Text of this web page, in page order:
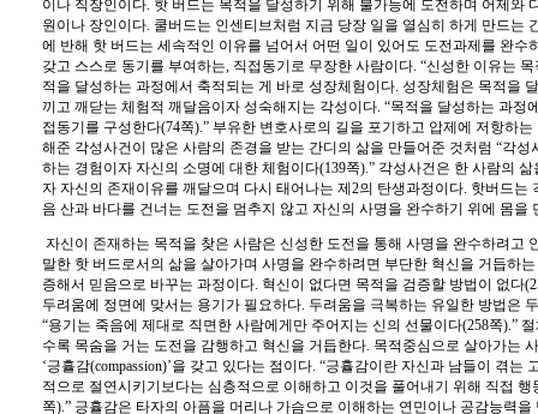
이나 직장인이다. 핫 버드는 목적을 달성하기 위해 불가능에 도전하며 어제와
원이나 장인이다. 쿨버드는 인센티브처럼 지금 당장 일을 열심히 하게 만드는
에 반해 핫 버드는 세속적인 이유를 넘어서 어떤 일이 있어도 도전과제를 완수
갖고 스스로 동기를 부여하는, 직접동기로 무장한 사람이다. “신성한 이유는
적을 달성하는 과정에서 축적되는 게 바로 성장체험이다. 성장체험은 목적을
끼고 깨닫는 체험적 깨달음이자 성숙해지는 각성이다. “목적을 달성하는 과정
접동기를 구성한다(74쪽).” 부유한 변호사로의 길을 포기하고 압제에 저항하
해준 각성사건이 많은 사람의 존경을 받는 간디의 삶을 만들어준 것처럼 “각성
하는 경험이자 자신의 소명에 대한 체험이다(139쪽).” 각성사건은 한 사람의
자 자신의 존재이유를 깨달으며 다시 태어나는 제 2의 탄생과정이다. 핫버드는
음 산과 바다를 건너는 도전을 멈추지 않고 자신의 사명을 완수하기 위에 몸을
자신이 존재하는 목적을 찾은 사람은 신성한 도전을 통해 사명을 완수하려고
말한 핫 버드로서의 삶을 살아가며 사명을 완수하려면 부단한 혁신을 거듭하
증해서 믿음으로 바꾸는 과정이다. 혁신이 없다면 목적을 검증할 방법이 없다
두려움에 정면에 맞서는 용기가 필요하다. 두려움을 극복하는 유일한 방법은
“용기는 죽음에 제대로 직면한 사람에게만 주어지는 신의 선물이다(258쪽).”
수록 목숨을 거는 도전을 감행하고 혁신을 거듭한다. 목적중심으로 살아가는
‘긍휼감(compassion)’을 갖고 있다는 점이다. “긍휼감이란 자신과 남들이 겪는
적으로 절연시키기보다는 심층적으로 이해하고 이것을 풀어내기 위해 직접
쪽).” 긍휼감은 타자의 아픔을 머리나 가슴으로 이해하는 연민이나 공감능력을